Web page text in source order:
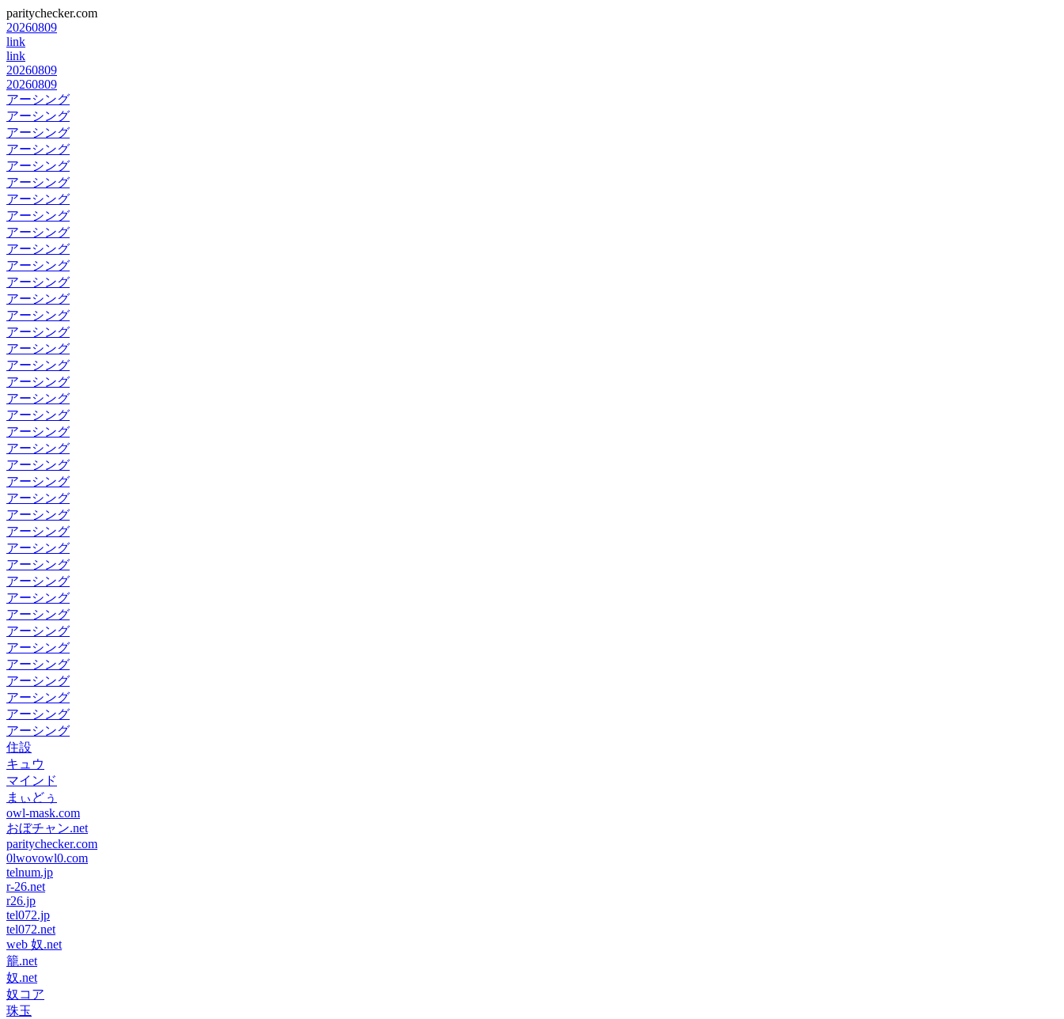
paritychecker.com
20260809
link
link
20260809
20260809
アーシング
アーシング
アーシング
アーシング
アーシング
アーシング
アーシング
アーシング
アーシング
アーシング
アーシング
アーシング
アーシング
アーシング
アーシング
アーシング
アーシング
アーシング
アーシング
アーシング
アーシング
アーシング
アーシング
アーシング
アーシング
アーシング
アーシング
アーシング
アーシング
アーシング
アーシング
アーシング
アーシング
アーシング
アーシング
アーシング
アーシング
アーシング
アーシング
住設
キュウ
マインド
まぃどぅ
owl-mask.com
おぼチャン.net
paritychecker.com
0lwovowl0.com
telnum.jp
r-26.net
r26.jp
tel072.jp
tel072.net
web 奴.net
籠.net
奴.net
奴コア
珠玉